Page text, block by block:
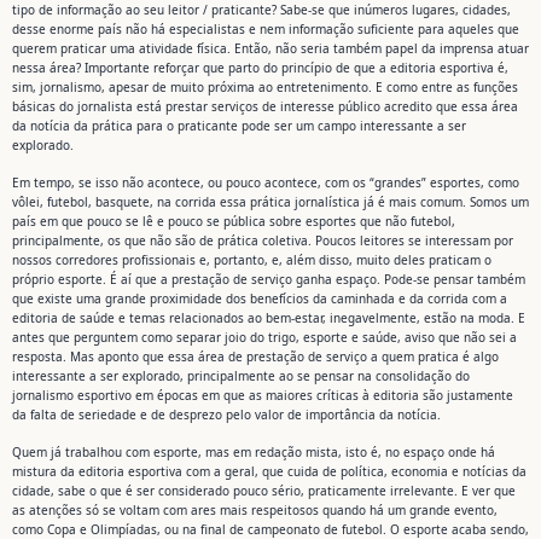
tipo de informação ao seu leitor / praticante? Sabe-se que inúmeros lugares, cidades,
desse enorme país não há especialistas e nem informação suficiente para aqueles que
querem praticar uma atividade física. Então, não seria também papel da imprensa atuar
nessa área? Importante reforçar que parto do princípio de que a editoria esportiva é,
sim, jornalismo, apesar de muito próxima ao entretenimento. E como entre as funções
básicas do jornalista está prestar serviços de interesse público acredito que essa área
da notícia da prática para o praticante pode ser um campo interessante a ser
explorado.
Em tempo, se isso não acontece, ou pouco acontece, com os “grandes” esportes, como
vôlei, futebol, basquete, na corrida essa prática jornalística já é mais comum. Somos um
país em que pouco se lê e pouco se pública sobre esportes que não futebol,
principalmente, os que não são de prática coletiva. Poucos leitores se interessam por
nossos corredores profissionais e, portanto, e, além disso, muito deles praticam o
próprio esporte. É aí que a prestação de serviço ganha espaço. Pode-se pensar também
que existe uma grande proximidade dos benefícios da caminhada e da corrida com a
editoria de saúde e temas relacionados ao bem-estar, inegavelmente, estão na moda. E
antes que perguntem como separar joio do trigo, esporte e saúde, aviso que não sei a
resposta. Mas aponto que essa área de prestação de serviço a quem pratica é algo
interessante a ser explorado, principalmente ao se pensar na consolidação do
jornalismo esportivo em épocas em que as maiores críticas à editoria são justamente
da falta de seriedade e de desprezo pelo valor de importância da notícia.
Quem já trabalhou com esporte, mas em redação mista, isto é, no espaço onde há
mistura da editoria esportiva com a geral, que cuida de política, economia e notícias da
cidade, sabe o que é ser considerado pouco sério, praticamente irrelevante. E ver que
as atenções só se voltam com ares mais respeitosos quando há um grande evento,
como Copa e Olimpíadas, ou na final de campeonato de futebol. O esporte acaba sendo,